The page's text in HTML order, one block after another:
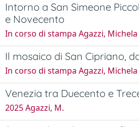
Intorno a San Simeone
e Novecento
In corso di stampa Agazzi, Michela
Il mosaico di San Cipriano,
In corso di stampa Agazzi, Michela
Venezia tra Duecento e
2025 Agazzi, M.